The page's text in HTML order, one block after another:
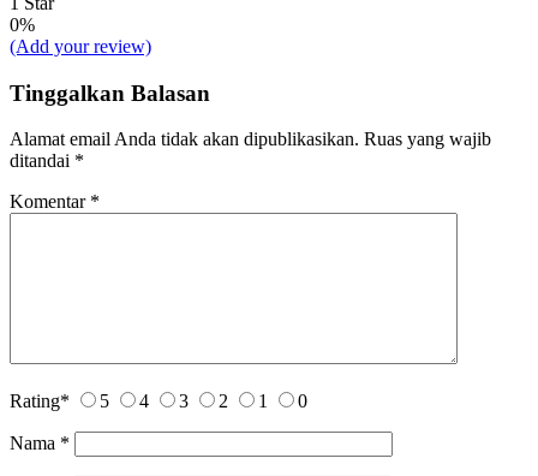
0%
(Add your review)
Tinggalkan Balasan
Alamat email Anda tidak akan dipublikasikan. Ruas yang wajib
ditandai *
Komentar *
Rating* 5 4 3 2 1 0
Nama *